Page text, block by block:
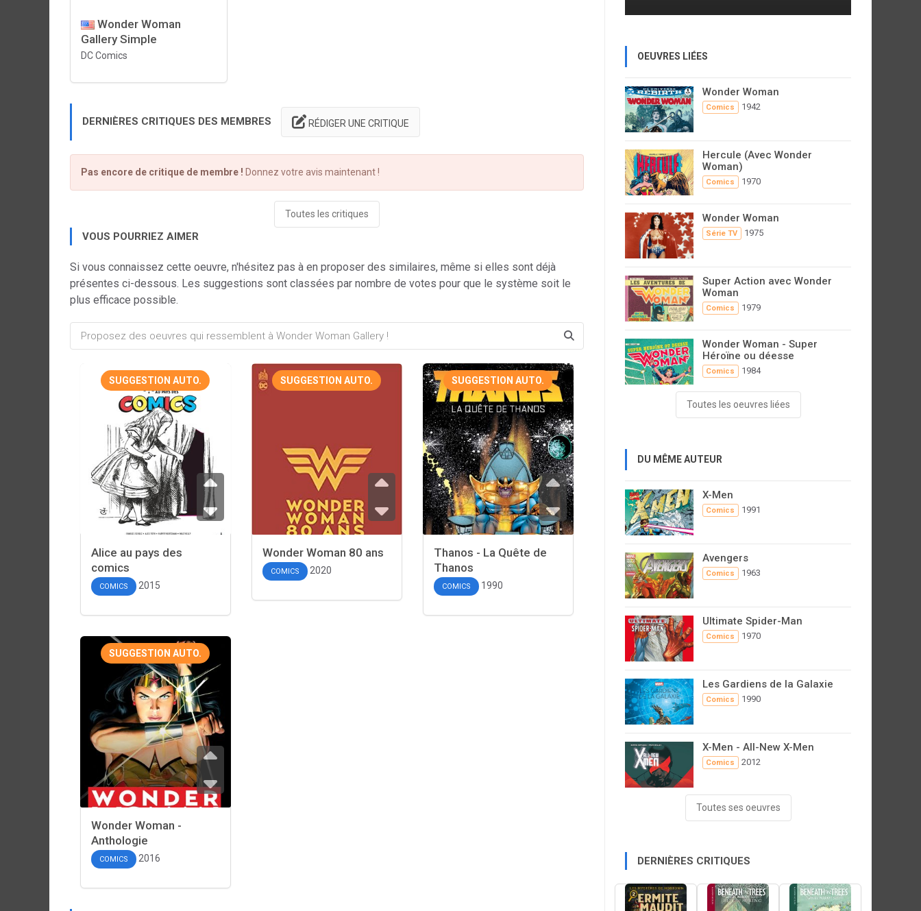
Wonder Woman
Gallery Simple
DC Comics
DERNIÈRES CRITIQUES DES MEMBRES RÉDIGER UNE CRITIQUE
Pas encore de critique de membre ! Donnez votre avis maintenant !
Toutes les critiques
VOUS POURRIEZ AIMER
Si vous connaissez cette oeuvre, n'hésitez pas à en proposer des similaires, même si elles sont déjà
présentes ci-dessous. Les suggestions sont classées par nombre de votes pour que le système soit le
plus efficace possible.
SUGGESTION AUTO.
Alice au pays des
comics
COMICS 2015
SUGGESTION AUTO.
Wonder Woman 80 ans
COMICS 2020
SUGGESTION AUTO.
Thanos - La Quête de
Thanos
COMICS 1990
SUGGESTION AUTO.
Wonder Woman -
Anthologie
COMICS 2016
OEUVRES LIÉES
Wonder Woman
Comics 1942
Hercule (Avec Wonder
Woman)
Comics 1970
Wonder Woman
Série TV 1975
Super Action avec Wonder
Woman
Comics 1979
Wonder Woman - Super
Héroïne ou déesse
Comics 1984
Toutes les oeuvres liées
DU MÊME AUTEUR
X-Men
Comics 1991
Avengers
Comics 1963
Ultimate Spider-Man
Comics 1970
Les Gardiens de la Galaxie
Comics 1990
X-Men - All-New X-Men
Comics 2012
Toutes ses oeuvres
DERNIÈRES CRITIQUES